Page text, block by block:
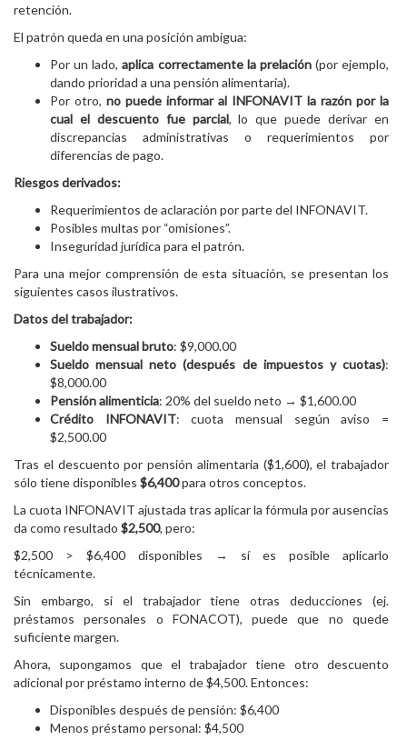
retención.
El patrón queda en una posición ambigua:
Por un lado,aplica correctamente la prelación(por ejemplo,
dando prioridad a una pensión alimentaria).
Por otro, no puede informar al INFONAVIT la razón por la
cual el descuento fue parcial, lo que puede derivar en
discrepancias administrativas o requerimientos por
diferencias de pago.
Riesgos derivados:
Requerimientos de aclaración por parte del INFONAVIT.
Posibles multas por “omisiones”.
Inseguridad jurídica para el patrón.
Para una mejor comprensión de esta situación, se presentan los
siguientes casos ilustrativos.
Datos del trabajador:
Sueldo mensual bruto: $9,000.00
Sueldo mensual neto (después de impuestos y cuotas):
$8,000.00
Pensión alimenticia: 20% del sueldo neto → $1,600.00
Crédito INFONAVIT: cuota mensual según aviso =
$2,500.00
Tras el descuento por pensión alimentaria ($1,600), el trabajador
sólo tiene disponibles $6,400para otros conceptos.
La cuota INFONAVIT ajustada tras aplicar la fórmula por ausencias
da como resultado $2,500, pero:
$2,500 > $6,400 disponibles → sí es posible aplicarlo
técnicamente.
Sin embargo, si el trabajador tiene otras deducciones (ej.
préstamos personales o FONACOT), puede que no quede
suficiente margen.
Ahora, supongamos que el trabajador tiene otro descuento
adicional por préstamo interno de $4,500. Entonces:
Disponibles después de pensión: $6,400
Menos préstamo personal: $4,500